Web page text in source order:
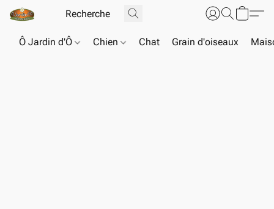
Ô Jardin d'Ô Chien Chat Grain d'oiseaux